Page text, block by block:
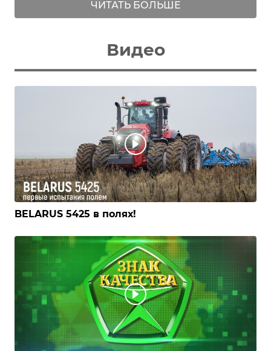
ЧИТАТЬ БОЛЬШЕ
Видео
BELARUS 5425 в полях!